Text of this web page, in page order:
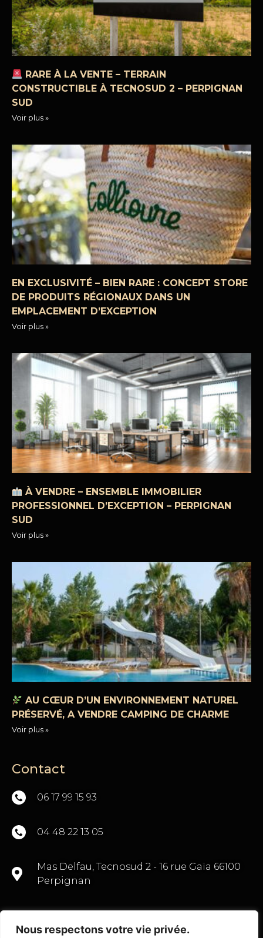
Nous respectons votre vie privée.
RARE À LA VENTE – TERRAIN
CONSTRUCTIBLE À TECNOSUD 2 – PERPIGNAN
SUD
Voir plus »
EN EXCLUSIVITÉ – BIEN RARE : CONCEPT STORE
DE PRODUITS RÉGIONAUX DANS UN
EMPLACEMENT D’EXCEPTION
Voir plus »
À VENDRE – ENSEMBLE IMMOBILIER
PROFESSIONNEL D’EXCEPTION – PERPIGNAN
SUD
Voir plus »
AU CŒUR D’UN ENVIRONNEMENT NATUREL
PRÉSERVÉ, A VENDRE CAMPING DE CHARME
Voir plus »
Contact
06 17 99 15 93
04 48 22 13 05
Mas Delfau, Tecnosud 2 - 16 rue Gaïa 66100
Perpignan
CONTACTEZ-NOUS